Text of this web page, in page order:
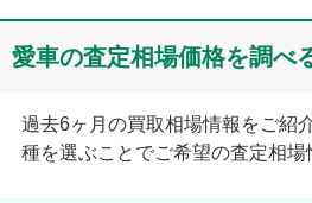
愛車の査定相場価格を調べ
過去6ヶ月の買取相場情報をご紹
種を選ぶことでご希望の査定相場